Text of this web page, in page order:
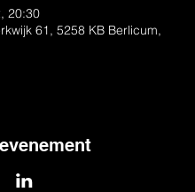
20:30
61, 5258 KB Berlicum,